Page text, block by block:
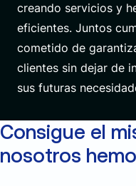
creando servicios y
eficientes. Juntos
cometido de
clientes sin dejar de
sus futuras
Consigue el
nosotros